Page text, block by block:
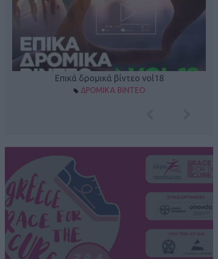
Επικά δρομικά βίντεο vol18
ΔΡΟΜΙΚΑ ΒΙΝΤΕΟ